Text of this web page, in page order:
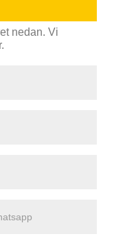
nedan. Vi